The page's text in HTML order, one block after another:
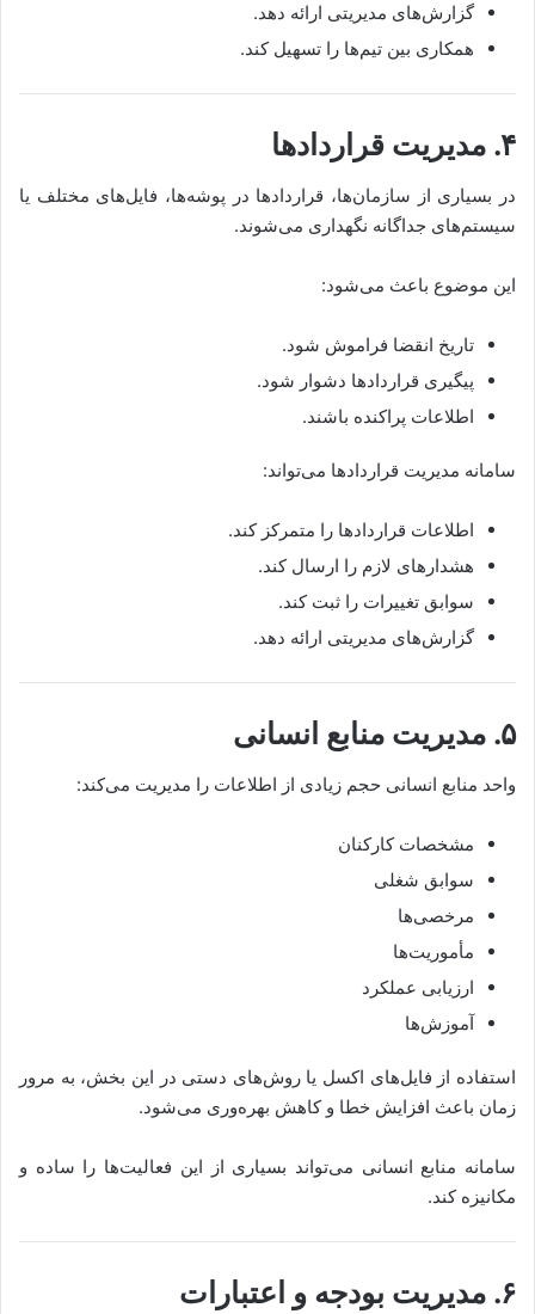
گزارش‌های مدیریتی ارائه دهد.
همکاری بین تیم‌ها را تسهیل کند.
۴. مدیریت قراردادها
در بسیاری از سازمان‌ها، قراردادها در پوشه‌ها، فایل‌های مختلف یا
سیستم‌های جداگانه نگهداری می‌شوند.
این موضوع باعث می‌شود:
تاریخ انقضا فراموش شود.
پیگیری قراردادها دشوار شود.
اطلاعات پراکنده باشند.
سامانه مدیریت قراردادها می‌تواند:
اطلاعات قراردادها را متمرکز کند.
هشدارهای لازم را ارسال کند.
سوابق تغییرات را ثبت کند.
گزارش‌های مدیریتی ارائه دهد.
۵. مدیریت منابع انسانی
واحد منابع انسانی حجم زیادی از اطلاعات را مدیریت می‌کند:
مشخصات کارکنان
سوابق شغلی
مرخصی‌ها
مأموریت‌ها
ارزیابی عملکرد
آموزش‌ها
استفاده از فایل‌های اکسل یا روش‌های دستی در این بخش، به مرور
زمان باعث افزایش خطا و کاهش بهره‌وری می‌شود.
سامانه منابع انسانی می‌تواند بسیاری از این فعالیت‌ها را ساده و
مکانیزه کند.
۶. مدیریت بودجه و اعتبارات